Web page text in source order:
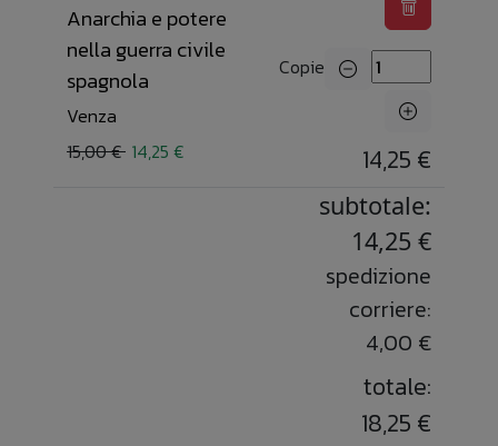
Anarchia e potere
nella guerra civile
spagnola
Venza
15,00 € 14,25 €
Copie
14,25 €
subtotale:
14,25 €
spedizione
corriere:
4,00 €
totale:
18,25 €